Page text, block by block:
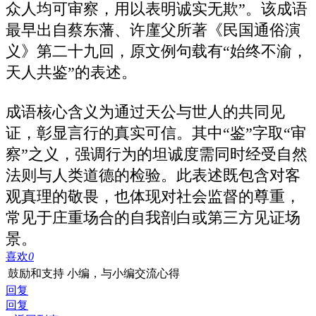
众人均可审察，用以表明诚实无欺”。该成语
最早出自蔡东藩、许廑父所著《民国通俗演
义》第二十九回，原文例句载有“始终不渝，
天人共鉴”的表述。
成语核心含义为通过天公与世人的共同见
证，彰显言行的真实可信。其中“鉴”字取“审
察”之义，强调行为的坦诚度需同时经受自然
法则与人类道德的检验。此表述既包含对客
观真理的敬畏，也体现对社会监督的尊重，
常见于庄重场合的自我剖白或第三方见证场
景。
喜欢0
鼓励和支持 小编，与小编交流心得
回复
回复